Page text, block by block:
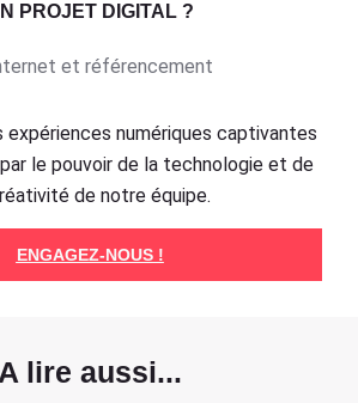
PROJET DIGITAL ?
expériences numériques captivantes
le pouvoir de la technologie et de
de notre équipe.
ENGAGEZ-NOUS !
A lire aussi...